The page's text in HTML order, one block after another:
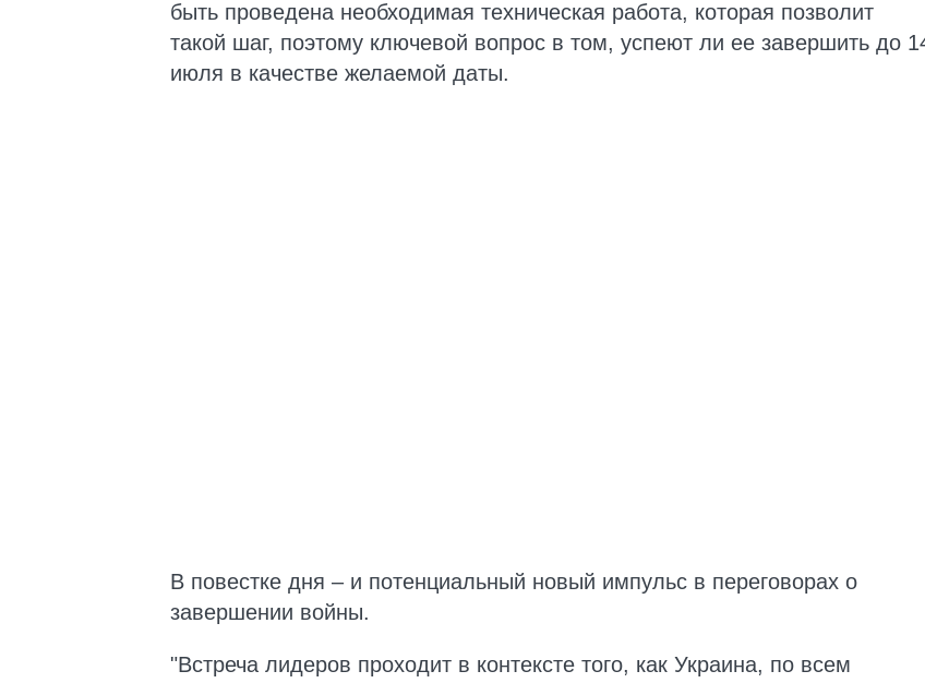
быть проведена необходимая техническая работа, которая позволит
такой шаг, поэтому ключевой вопрос в том, успеют ли ее завершить до
июля в качестве желаемой даты.
В повестке дня – и потенциальный новый импульс в переговорах о
завершении войны.
"Встреча лидеров проходит в контексте того, как Украина, по всем